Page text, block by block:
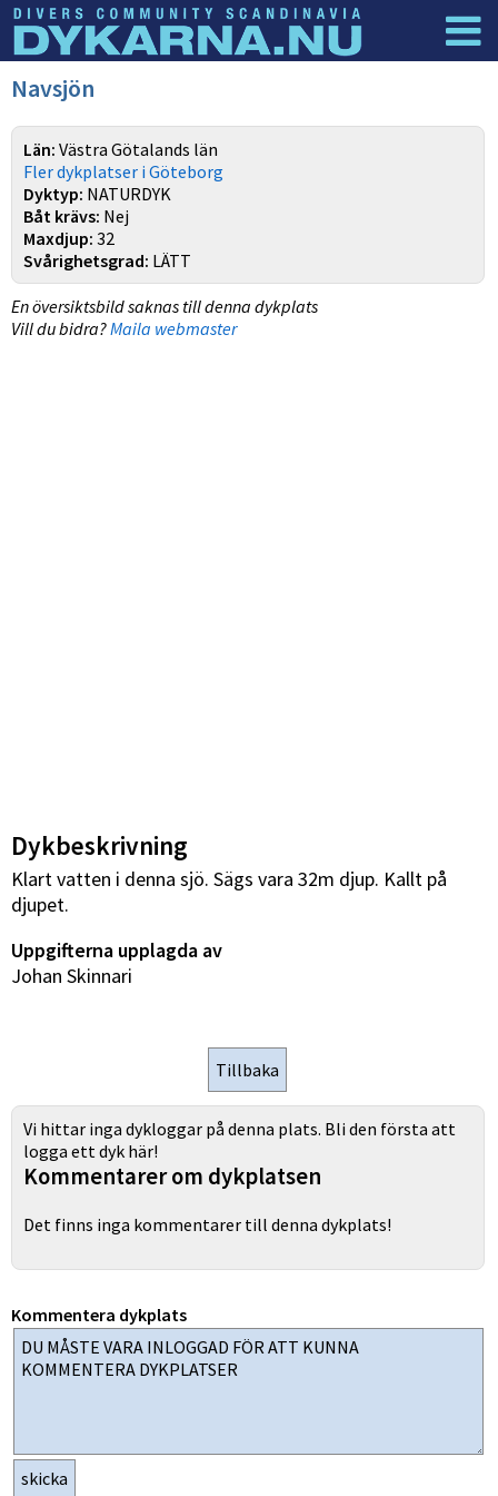
Dyknyheter
Navsjön
Län: Västra Götalands län
Fler dykplatser i Göteborg
Dyktyp: NATURDYK
Båt krävs: Nej
Maxdjup: 32
Svårighetsgrad: LÄTT
En översiktsbild saknas till denna dykplats
Vill du bidra?Maila webmaster
Dykbeskrivning
Klart vatten i denna sjö. Sägs vara 32m djup. Kallt på
djupet.
Uppgifterna upplagda av
Johan Skinnari
Vi hittar inga dykloggar på denna plats. Bli den första att
logga ett dyk här!
Kommentarer om dykplatsen
Det finns inga kommentarer till denna dykplats!
Kommentera dykplats